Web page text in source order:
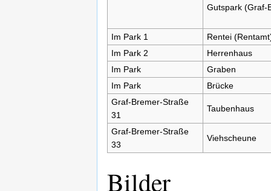
Gutspark (Graf-
Im Park 1
Rentei
Im Park 2
Herrenhaus
Im Park
Graben
Im Park
Brücke
Graf-Bremer-Straße
31
Taubenhaus
Graf-Bremer-Straße
33
Viehscheune
Bilder